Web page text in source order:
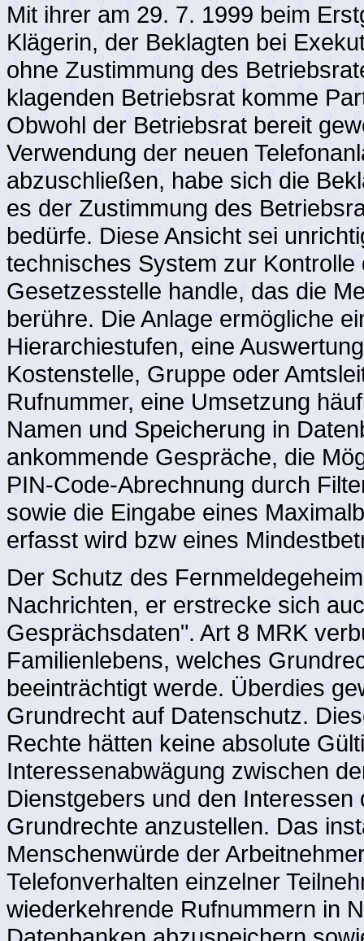
Mit ihrer am 29. 7. 1999 beim
Klägerin, der Beklagten bei
ohne Zustimmung des
klagenden Betriebsrat komme
Obwohl der Betriebsrat bereit
Verwendung der neuen
abzuschließen, habe sich die
es der Zustimmung des
bedürfe. Diese Ansicht sei
technisches System zur
Gesetzesstelle handle, das die
berühre. Die Anlage ermögliche
Hierarchiestufen, eine
Kostenstelle, Gruppe oder
Rufnummer, eine Umsetzung
Namen und Speicherung in
ankommende Gespräche, die
PIN-Code-Abrechnung durch
sowie die Eingabe eines
erfasst wird bzw eines
Der Schutz des
Nachrichten, er erstrecke sich
Gesprächsdaten". Art 8 MRK
Familienlebens, welches
beeinträchtigt werde. Überdies
Grundrecht auf Datenschutz.
Rechte hätten keine absolute
Interessenabwägung zwischen
Dienstgebers und den
Grundrechte anzustellen. Das
Menschenwürde der
Telefonverhalten einzelner
wiederkehrende Rufnummern in